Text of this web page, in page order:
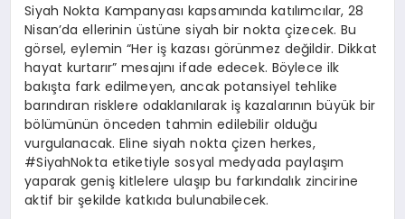
Siyah Nokta Kampanyası kapsamında katılımcılar, 28
Nisan’da ellerinin üstüne siyah bir nokta çizecek. Bu
görsel, eylemin “Her iş kazası görünmez değildir. Dikkat
hayat kurtarır” mesajını ifade edecek. Böylece ilk
bakışta fark edilmeyen, ancak potansiyel tehlike
barındıran risklere odaklanılarak iş kazalarının büyük bir
bölümünün önceden tahmin edilebilir olduğu
vurgulanacak. Eline siyah nokta çizen herkes,
#SiyahNokta etiketiyle sosyal medyada paylaşım
yaparak geniş kitlelere ulaşıp bu farkındalık zincirine
aktif bir şekilde katkıda bulunabilecek.